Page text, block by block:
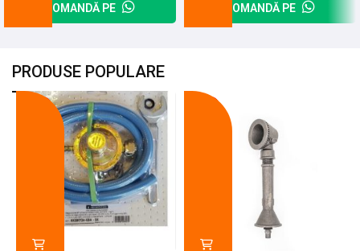
COMANDĂ PE COMANDĂ PE
PRODUSE POPULARE